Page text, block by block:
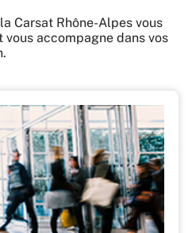
Carsat Rhône-Alpes vous
accompagne dans vos